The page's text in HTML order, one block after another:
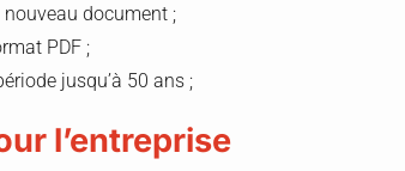
nouveau document ;
PDF ;
jusqu’à 50 ans ;
l’entreprise